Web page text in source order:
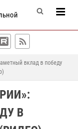
вклад в победу
В